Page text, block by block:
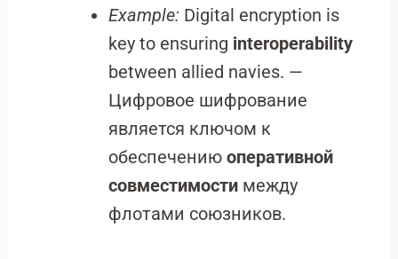
Example: Digital encryption is
key to ensuring interoperability
between allied navies. —
Цифровое шифрование
является ключом к
обеспечению оперативной
совместимости между
флотами союзников.